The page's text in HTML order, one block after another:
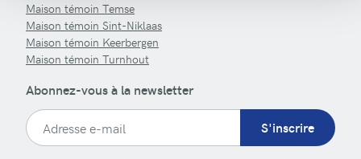
Maison témoin Temse
Maison témoin Sint-Niklaas
Maison témoin Keerbergen
Maison témoin Turnhout
Abonnez-vous à la newsletter
S'inscrire